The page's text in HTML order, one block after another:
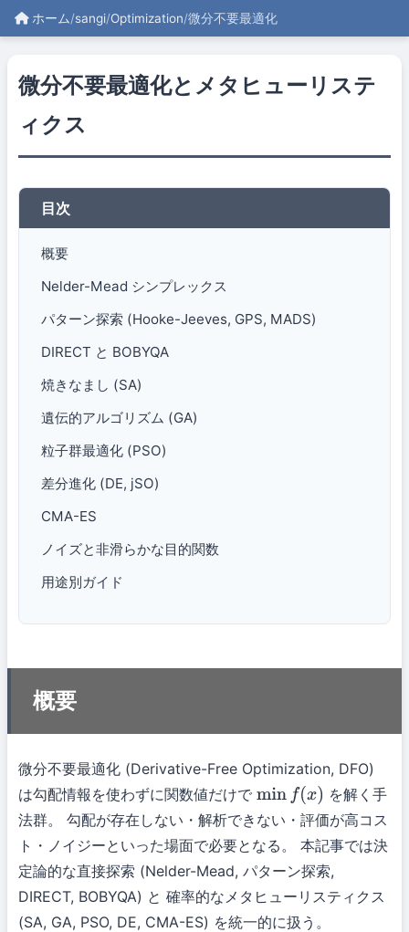
ホーム/sangi/Optimization/微分不要最適化
微分不要最適化とメタヒューリステ
ィクス
目次
概要
Nelder-Mead シンプレックス
パターン探索 (Hooke-Jeeves, GPS, MADS)
DIRECT と BOBYQA
焼きなまし (SA)
遺伝的アルゴリズム (GA)
粒子群最適化 (PSO)
差分進化 (DE, jSO)
CMA-ES
ノイズと非滑らかな目的関数
用途別ガイド
概要
微分不要最適化 (Derivative-Free Optimization, DFO)
は勾配情報を使わずに関数値だけで minf (x)
を解く手
法群。 勾配が存在しない・解析できない・評価が高コス
ト・ノイジーといった場面で必要となる。 本記事では決
定論的な直接探索 (Nelder-Mead, パターン探索,
DIRECT, BOBYQA) と 確率的なメタヒューリスティクス
(SA, GA, PSO, DE, CMA-ES) を統一的に扱う。